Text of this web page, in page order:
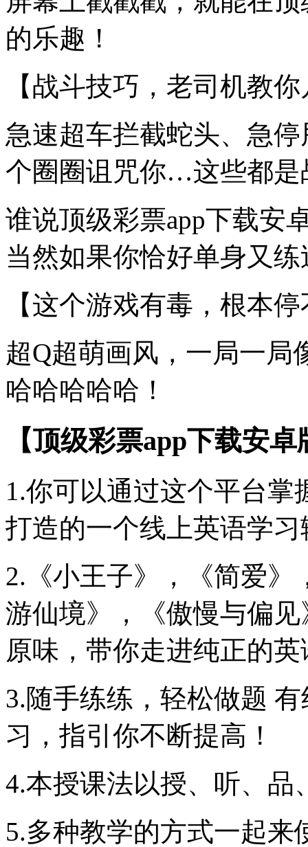
的乐趣！
【战斗技巧，老司机教
急速超车拦截蛇头、急
个圈圈诅咒你…这些都是
谁说顶级彩票app下载安
当然如果你恰好单身又
【这个游戏有毒，根本
超Q超萌画风，一局一局
哈哈哈哈哈！
【顶级彩票app下载安
1.你可以通过这个平台
打造的一个线上英语学
2.《小王子》，《简爱
游仙境》，《傲慢与偏
原味，带你走进纯正的
3.随手练练，轻松做题
习，指引你不断提高！
4.本授课法以授、听、品
5.多种教学的方式一起